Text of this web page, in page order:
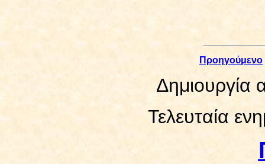
Προηγούμενο
Δημιουργία
Τελευταία